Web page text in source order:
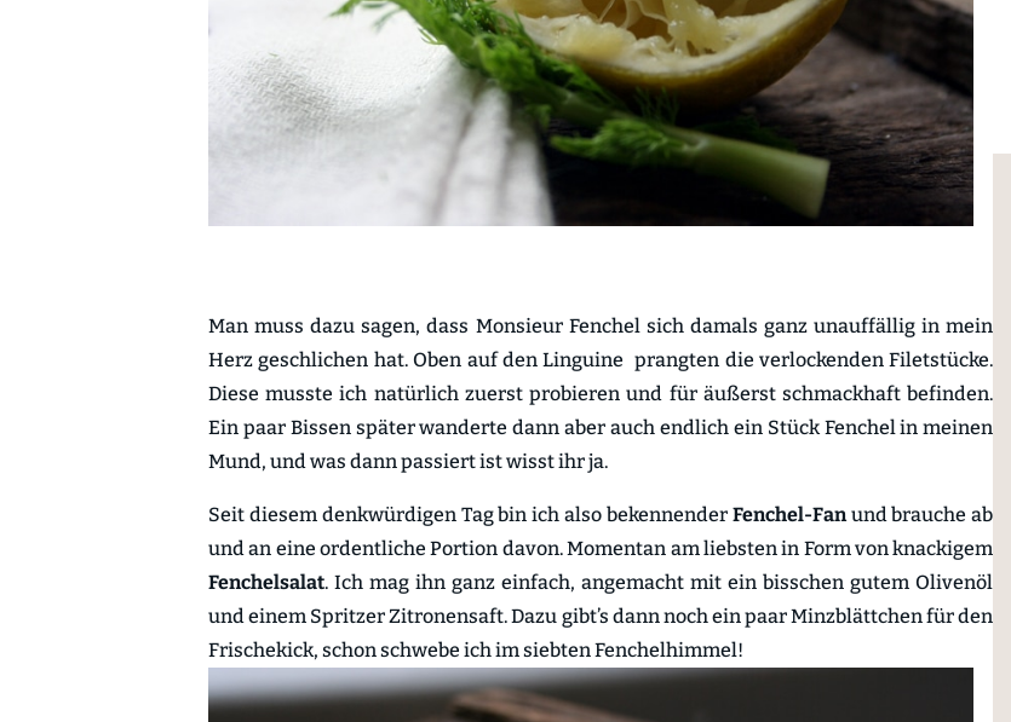
Man muss dazu sagen, dass Monsieur Fenchel sich damals ganz unauffällig in mein
Herz geschlichen hat. Oben auf den Linguine prangten die verlockenden Filetstücke.
Diese musste ich natürlich zuerst probieren und für äußerst schmackhaft befinden.
Ein paar Bissen später wanderte dann aber auch endlich ein Stück Fenchel in meinen
Mund, und was dann passiert ist wisst ihr ja.
Seit diesem denkwürdigen Tag bin ich also bekennender Fenchel-Fanund brauche ab
und an eine ordentliche Portion davon. Momentan am liebsten in Form von knackigem
Fenchelsalat. Ich mag ihn ganz einfach, angemacht mit ein bisschen gutem Olivenöl
und einem Spritzer Zitronensaft. Dazu gibt’s dann noch ein paar Minzblättchen für den
Frischekick, schon schwebe ich im siebten Fenchelhimmel!